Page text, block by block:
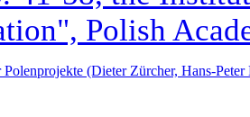
Polish
Polenprojekte (Dieter Zürcher, Hans-